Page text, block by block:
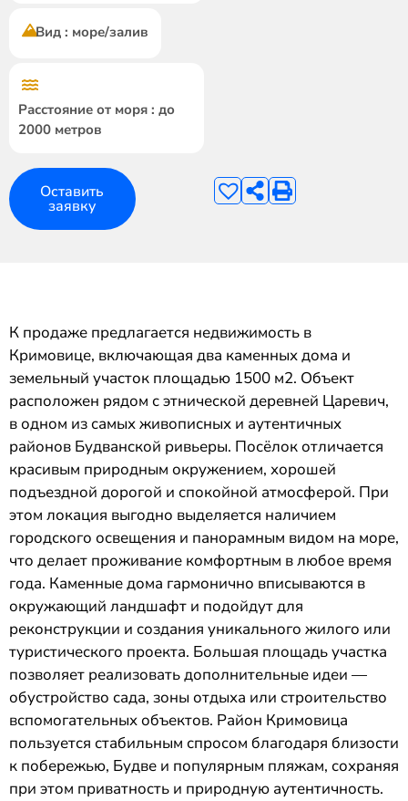
Вид : море/залив
Расстояние от моря : до
2000 метров
Оставить
заявку
К продаже предлагается недвижимость в
Кримовице, включающая два каменных дома и
земельный участок площадью 1500 м2. Объект
расположен рядом с этнической деревней Царевич,
в одном из самых живописных и аутентичных
районов Будванской ривьеры. Посёлок отличается
красивым природным окружением, хорошей
подъездной дорогой и спокойной атмосферой. При
этом локация выгодно выделяется наличием
городского освещения и панорамным видом на море,
что делает проживание комфортным в любое время
года. Каменные дома гармонично вписываются в
окружающий ландшафт и подойдут для
реконструкции и создания уникального жилого или
туристического проекта. Большая площадь участка
позволяет реализовать дополнительные идеи —
обустройство сада, зоны отдыха или строительство
вспомогательных объектов. Район Кримовица
пользуется стабильным спросом благодаря близости
к побережью, Будве и популярным пляжам, сохраняя
при этом приватность и природную аутентичность.